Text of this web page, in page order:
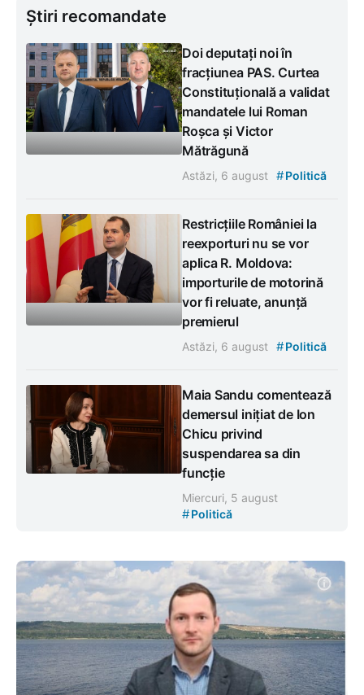
Știri recomandate
Doi deputați noi în
fracțiunea PAS. Curtea
Constituțională a validat
mandatele lui Roman
Roșca și Victor
Mătrăgună
Astăzi, 6 august #Politică
Restricțiile României la
reexporturi nu se vor
aplica R. Moldova:
importurile de motorină
vor fi reluate, anunță
premierul
Astăzi, 6 august #Politică
Maia Sandu comentează
demersul inițiat de Ion
Chicu privind
suspendarea sa din
funcție
Miercuri, 5 august
#Politică